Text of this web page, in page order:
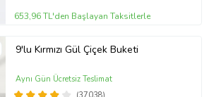
653,96 TL'den Başlayan Taksitlerle
9'lu Kırmızı Gül Çiçek Buketi
Aynı Gün Ücretsiz Teslimat